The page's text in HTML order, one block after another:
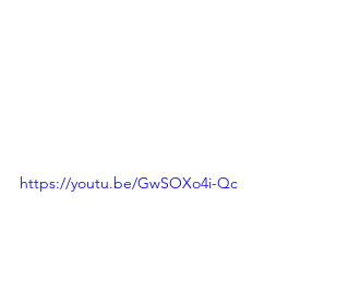
https://youtu.be/GwSOXo4i-Qc